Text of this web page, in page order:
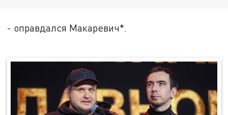
- оправдался Макаревич*.